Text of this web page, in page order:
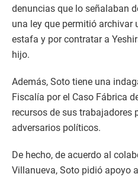
denuncias que lo señalaban
una ley que permitió archivar
estafa y por contratar a
hijo.
Además, Soto tiene una
Fiscalía por el Caso Fábrica
recursos de sus trabajadores
adversarios políticos.
De hecho, de acuerdo al
Villanueva, Soto pidió apoyo